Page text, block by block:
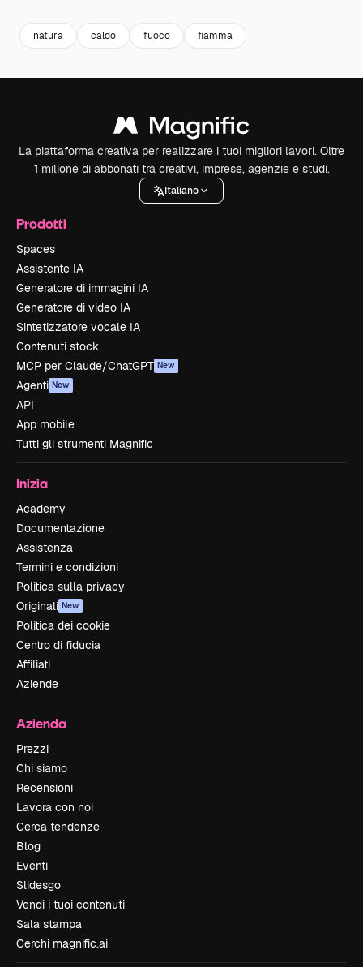
natura caldo fuoco fiamma
La piattaforma creativa per realizzare i tuoi migliori lavori. Oltre
1 milione di abbonati tra creativi, imprese, agenzie e studi.
Italiano
Prodotti
Spaces
Assistente IA
Generatore di immagini IA
Generatore di video IA
Sintetizzatore vocale IA
Contenuti stock
MCP per Claude/ChatGPT New
Agenti New
API
App mobile
Tutti gli strumenti Magnific
Inizia
Academy
Documentazione
Assistenza
Termini e condizioni
Politica sulla privacy
Originali New
Politica dei cookie
Centro di fiducia
Affiliati
Aziende
Azienda
Prezzi
Chi siamo
Recensioni
Lavora con noi
Cerca tendenze
Blog
Eventi
Slidesgo
Vendi i tuoi contenuti
Sala stampa
Cerchi magnific.ai